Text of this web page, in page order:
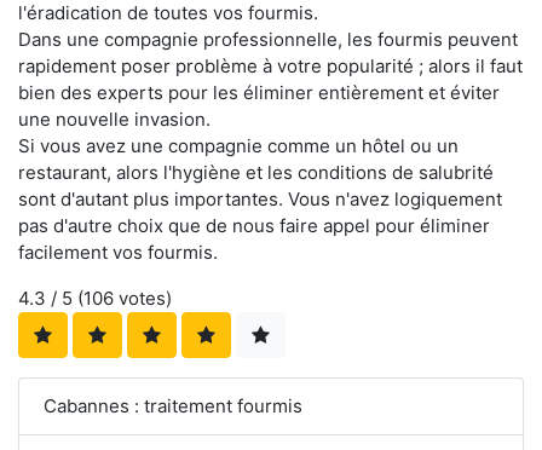
l'éradication de toutes vos fourmis.
Dans une compagnie professionnelle, les fourmis peuvent
rapidement poser problème à votre popularité ; alors il faut
bien des experts pour les éliminer entièrement et éviter
une nouvelle invasion.
Si vous avez une compagnie comme un hôtel ou un
restaurant, alors l'hygiène et les conditions de salubrité
sont d'autant plus importantes. Vous n'avez logiquement
pas d'autre choix que de nous faire appel pour éliminer
facilement vos fourmis.
4.3 / 5 (106 votes)
Cabannes : traitement fourmis